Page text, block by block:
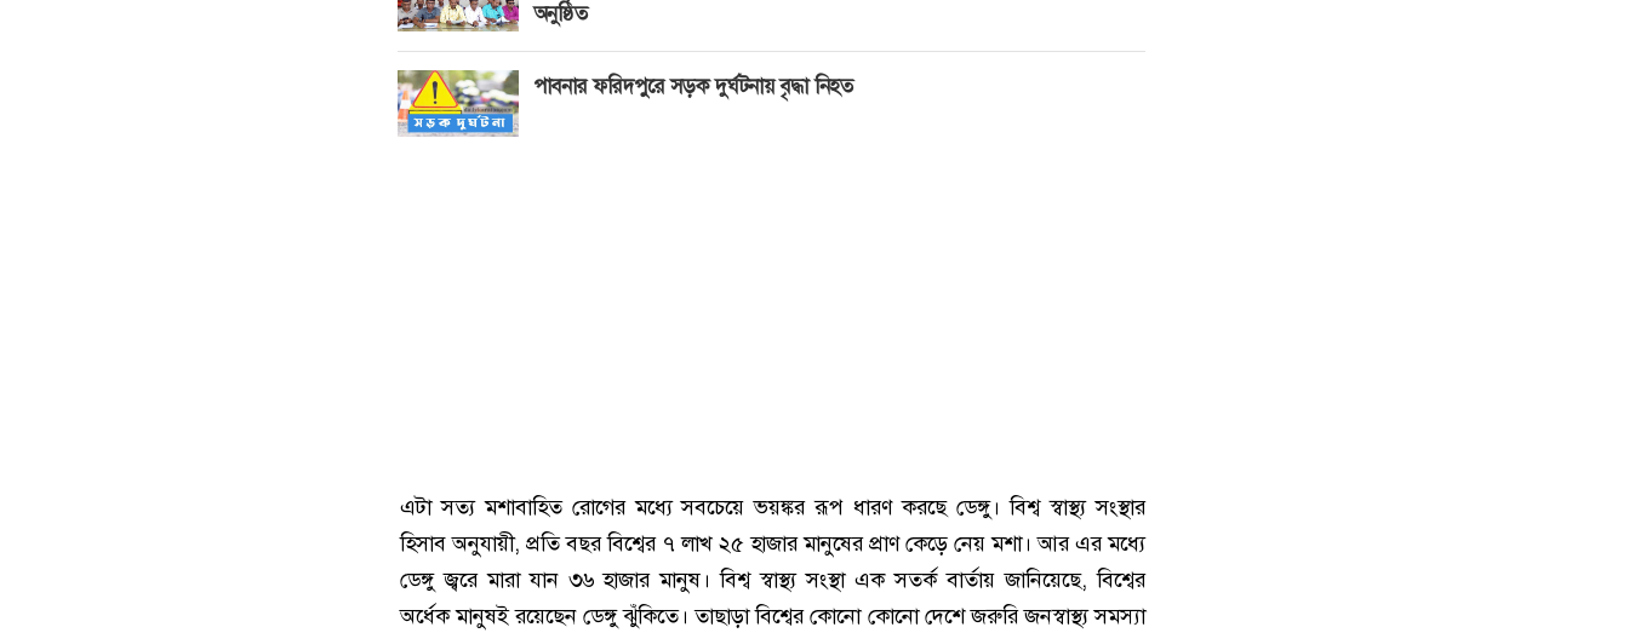
অনুষ্ঠিত
পাবনার ফরিদপুরে সড়ক দুর্ঘটনায় বৃদ্ধা নিহত
এটা সত্য মশাবাহিত রোগের মধ্যে সবচেয়ে ভয়ঙ্কর রূপ ধারণ করছে ডেঙ্গু। বিশ্ব স্বাস্থ্য সংস্থার
হিসাব অনুযায়ী, প্রতি বছর বিশ্বের ৭ লাখ ২৫ হাজার মানুষের প্রাণ কেড়ে নেয় মশা। আর এর মধ্যে
ডেঙ্গু জ্বরে মারা যান ৩৬ হাজার মানুষ। বিশ্ব স্বাস্থ্য সংস্থা এক সতর্ক বার্তায় জানিয়েছে, বিশ্বের
অর্ধেক মানুষই রয়েছেন ডেঙ্গু ঝুঁকিতে। তাছাড়া বিশ্বের কোনো কোনো দেশে জরুরি জনস্বাস্থ্য সমস্যা